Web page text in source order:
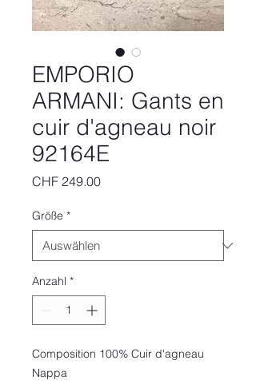
EMPORIO
ARMANI: Gants en
cuir d'agneau noir
92164E
CHF 249.00Preis
Größe *
Anzahl *
Composition 100% Cuir d'agneau
Nappa